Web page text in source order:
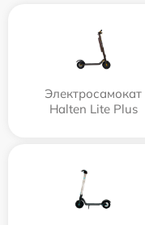
Электросамокат
Halten Lite Plus